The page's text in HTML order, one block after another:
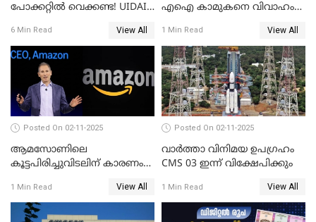
പോക്കറ്റിൽ വെക്കണ്ട! UIDAI-
സുരക്ഷ!
6 Min Read View All
എഐ കാമുകനെ വിവാഹം
വിവാഹാഭ്യർത്ഥന നടത്തിയത്
ക്ലോസ്
1 Min Read View All
Posted On 02-11-2025
ആമസോണിലെ
കൂട്ടപിരിച്ചുവിടലിന് കാരണം
വെളിപ്പെടുത്തലുമായി CEO
ആന്റി ജാസി
1 Min Read View All
Posted On 02-11-2025
വാര്‍ത്താ വിനിമയ ഉപഗ്രഹം
CMS 03 ഇന്ന് വിക്ഷേപിക്കും
1 Min Read View All